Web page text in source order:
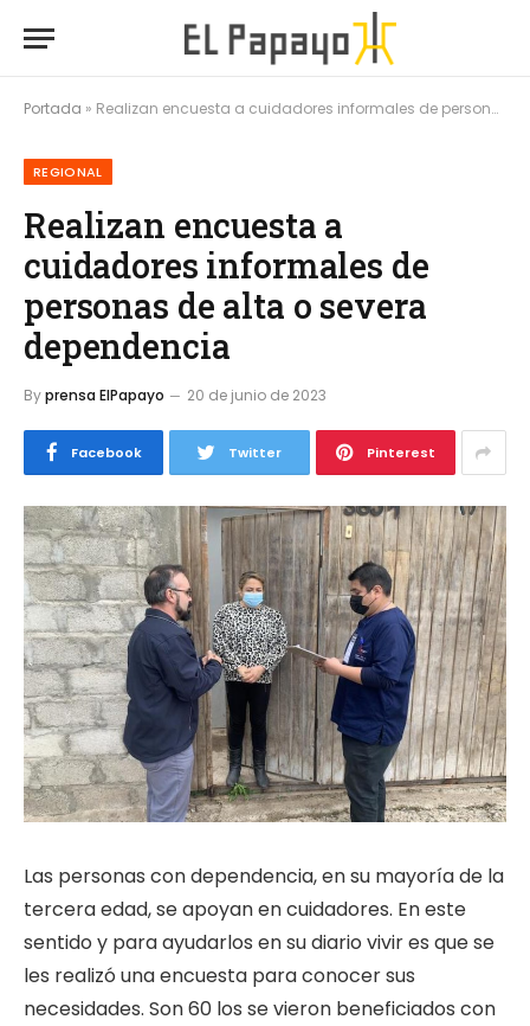
Portada » Realizan encuesta a cuidadores informales de personas de alta o severa dependencia
REGIONAL
Realizan encuesta a
cuidadores informales de
personas de alta o severa
dependencia
Byprensa ElPapayo 20 de junio de 2023
Facebook Twitter Pinterest
Las personas con dependencia, en su mayoría de la
tercera edad, se apoyan en cuidadores. En este
sentido y para ayudarlos en su diario vivir es que se
les realizó una encuesta para conocer sus
necesidades. Son 60 los se vieron beneficiados con